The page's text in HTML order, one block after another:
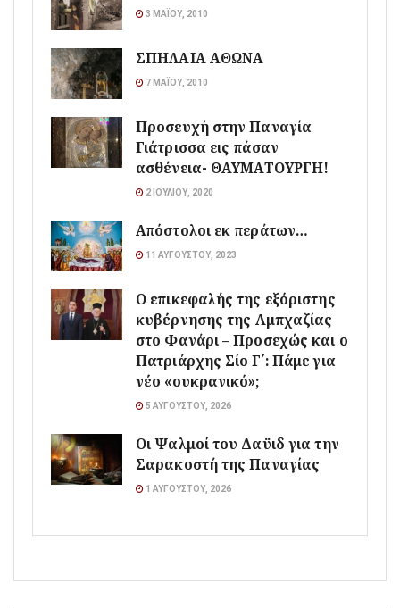
3 ΜΑΪ́ΟΥ, 2010
ΣΠΗΛΑΙΑ ΑΘΩΝΑ
7 ΜΑΪ́ΟΥ, 2010
Προσευχή στην Παναγία
Γιάτρισσα εις πάσαν
ασθένεια- ΘΑΥΜΑΤΟΥΡΓΗ!
2 ΙΟΥΛΊΟΥ, 2020
Απόστολοι εκ περάτων…
11 ΑΥΓΟΎΣΤΟΥ, 2023
Ο επικεφαλής της εξόριστης
κυβέρνησης της Αμπχαζίας
στο Φανάρι – Προσεχώς και ο
Πατριάρχης Σίο Γ΄: Πάμε για
νέο «ουκρανικό»;
5 ΑΥΓΟΎΣΤΟΥ, 2026
Οι Ψαλμοί του Δαϋιδ για την
Σαρακοστή της Παναγίας
1 ΑΥΓΟΎΣΤΟΥ, 2026